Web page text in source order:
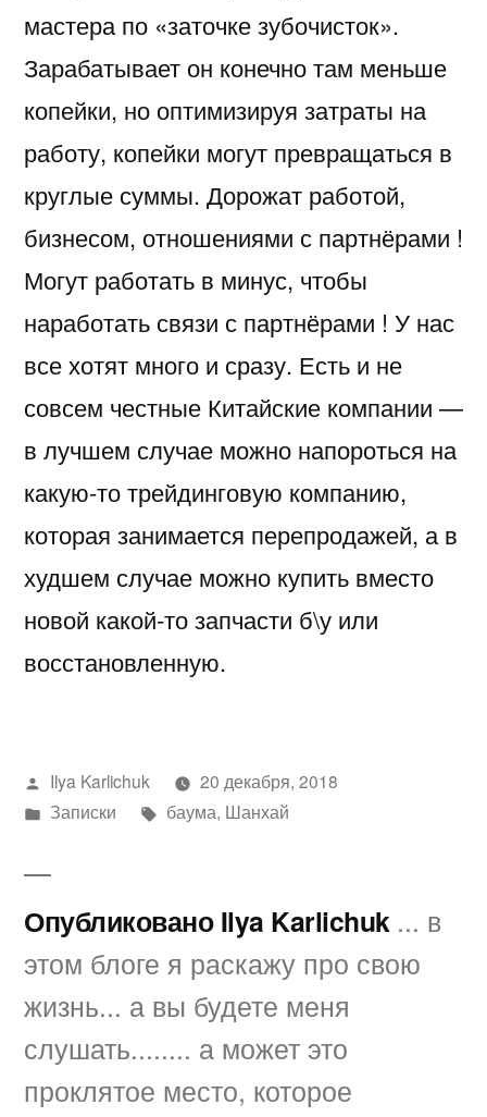
мастера по «заточке зубочисток».
Зарабатывает он конечно там меньше
копейки, но оптимизируя затраты на
работу, копейки могут превращаться в
круглые суммы. Дорожат работой,
бизнесом, отношениями с партнёрами !
Могут работать в минус, чтобы
наработать связи с партнёрами ! У нас
все хотят много и сразу. Есть и не
совсем честные Китайские компании —
в лучшем случае можно напороться на
какую-то трейдинговую компанию,
которая занимается перепродажей, а в
худшем случае можно купить вместо
новой какой-то запчасти б\у или
восстановленную.
Написано
автором
Ilya Karlichuk
20 декабря, 2018
Написано
Записки Метки:
баума, Шанхай
Опубликовано Ilya Karlichuk ... в
этом блоге я раскажу про свою
жизнь... а вы будете меня
слушать........ а может это
проклятое место, которое